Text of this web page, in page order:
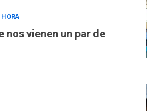
nos vienen un par de